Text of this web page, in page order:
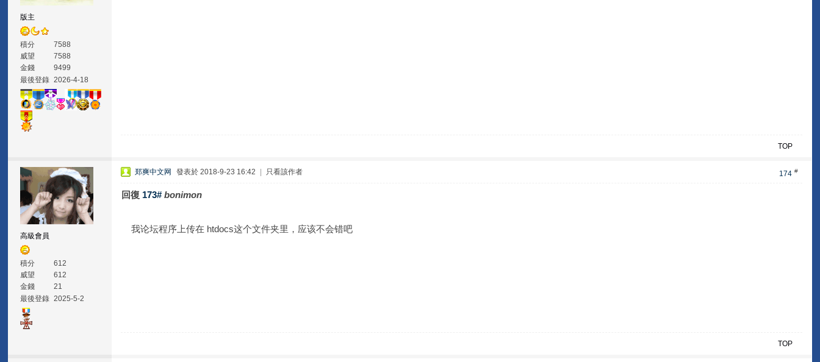
版主
積分
7588
威望
7588
金錢
9499
最後登錄 2026-4-18
TOP
高級會員
積分
612
威望
612
金錢
21
最後登錄 2025-5-2
174 #
郑爽中文网 發表於 2018-9-23 16:42 只看該作者
回復 173# bonimon
我论坛程序上传在 htdocs这个文件夹里，应该不会错吧
TOP